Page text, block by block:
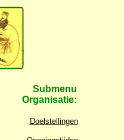
Submenu
Organisatie:
Doelstellingen